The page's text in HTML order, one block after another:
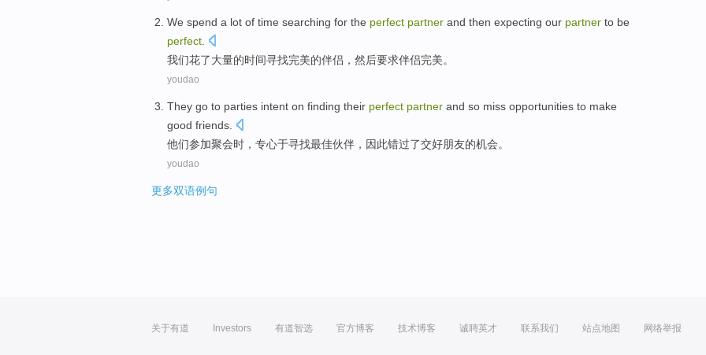
We spend a lot of time searching for the perfect partner and then expecting our partner to be
perfect.
我们花了大量的时间寻找完美的伴侣 ， 然后要求伴侣完美。
youdao
They go to parties intent on finding their perfect partner and so miss opportunities to make
good friends
他们参加聚会时， 专心于寻找最佳伙伴 ， 因此错过了交好朋友的机会。
youdao
更多双语例句
关于有道 Investors 有道智选 官方博客 技术博客 诚聘英才 联系我们 站点地图 网络举报